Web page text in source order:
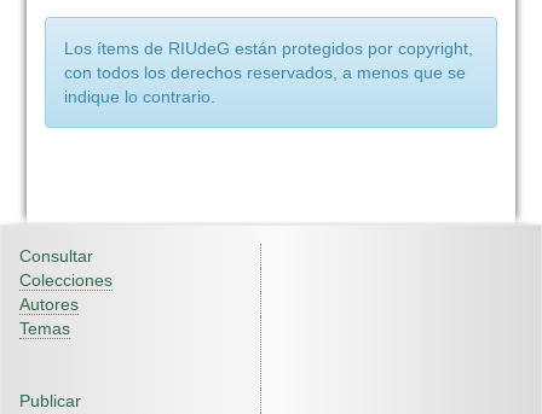
Los ítems de RIUdeG están protegidos por copyright,
con todos los derechos reservados, a menos que se
indique lo contrario.
Consultar
Colecciones
Autores
Temas
Publicar